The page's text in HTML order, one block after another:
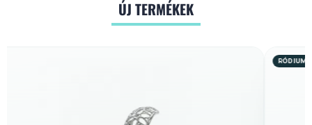
ÚJ TERMÉKEK